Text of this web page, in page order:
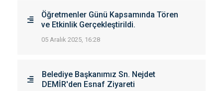
Öğretmenler Günü Kapsamında Tören
ve Etkinlik Gerçekleştirildi.
05 Aralık 2025, 16:28
Belediye Başkanımız Sn. Nejdet
DEMİR'den Esnaf Ziyareti